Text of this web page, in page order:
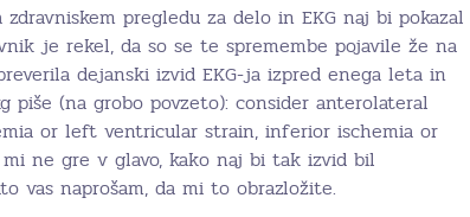
pregledu za delo in EKG naj bi pokazal
je rekel, da so se te spremembe pojavile že na
dejanski izvid EKG-ja izpred enega leta in
piše (na grobo povzeto): consider anterolateral
or left ventricular strain, inferior ischemia or
ne gre v glavo, kako naj bi tak izvid bil
vas naprošam, da mi to obrazložite.